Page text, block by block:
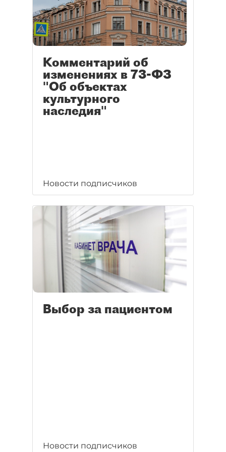
Комментарий об
изменениях в 73-ФЗ
"Об объектах
культурного
наследия"
Новости подписчиков
Выбор за пациентом
Новости подписчиков